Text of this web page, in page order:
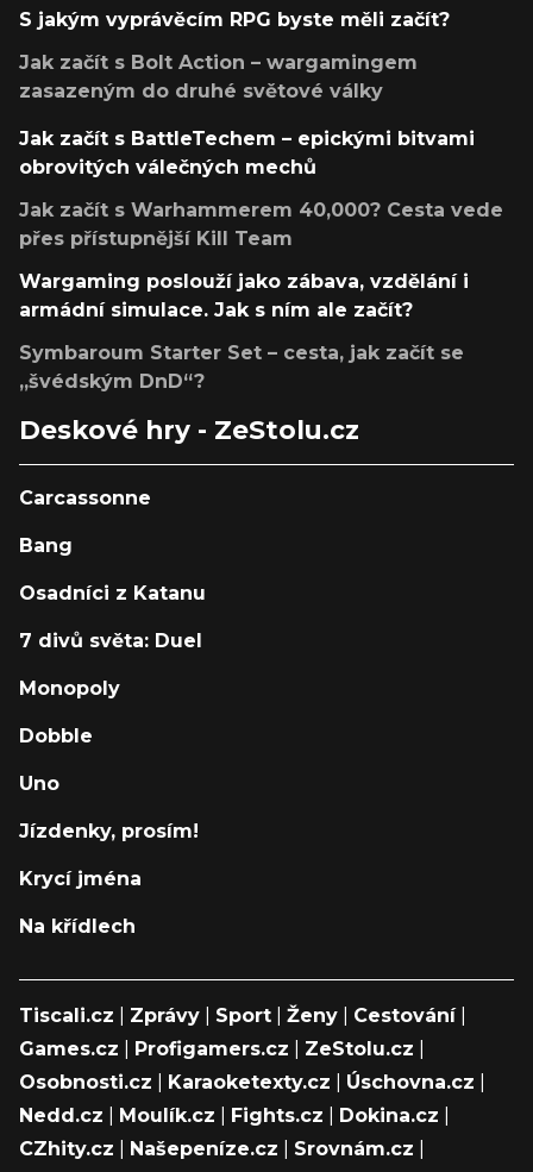
S jakým vyprávěcím RPG byste měli začít?
Jak začít s Bolt Action – wargamingem
zasazeným do druhé světové války
Jak začít s BattleTechem – epickými bitvami
obrovitých válečných mechů
Jak začít s Warhammerem 40,000? Cesta vede
přes přístupnější Kill Team
Wargaming poslouží jako zábava, vzdělání i
armádní simulace. Jak s ním ale začít?
Symbaroum Starter Set – cesta, jak začít se
„švédským DnD“?
Deskové hry - ZeStolu.cz
Carcassonne
Bang
Osadníci z Katanu
7 divů světa: Duel
Monopoly
Dobble
Uno
Jízdenky, prosím!
Krycí jména
Na křídlech
Tiscali.cz Zprávy Sport Ženy Cestování|
Games.cz
Profigamers.cz ZeStolu.cz
Osobnosti.cz
Karaoketexty.cz Úschovna.cz
Nedd.cz
Moulík.cz Fights.cz Dokina.cz
CZhity.cz
Našepeníze.cz Srovnám.cz